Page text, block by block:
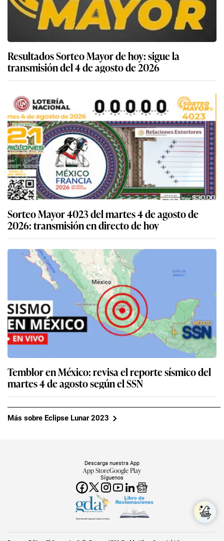
Resultados Sorteo Mayor de hoy: sigue la
transmisión del 4 de agosto de 2026
Sorteo Mayor 4023 del martes 4 de agosto de
2026: transmisión en directo de hoy
Temblor en México: revisa el reporte sísmico del
martes 4 de agosto según el SSN
Más sobre Eclipse Lunar 2023
Síguenos
Descarga nuestra App
App StoreGoogle Play
Miembro del Grupo de Diarios América